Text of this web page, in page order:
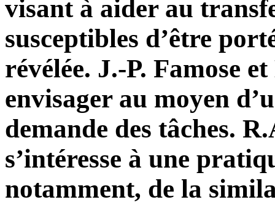
visant à aider au
susceptibles d’être
révélée. J.-P. Famose
envisager au moyen
demande des tâches.
s’intéresse à une
notamment, de la